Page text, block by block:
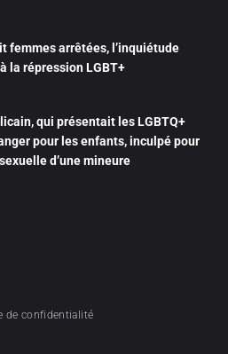
femmes arrêtées, l’inquiétude
la répression LGBT+
qui présentait les LGBTQ+
pour les enfants, inculpé pour
d’une mineure
de confidentialité